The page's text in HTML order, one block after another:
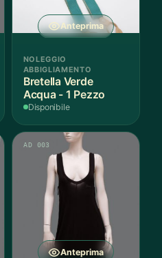
Anteprima
NOLEGGIO
ABBIGLIAMENTO
Bretella Verde
Acqua - 1 Pezzo
Disponibile
Anteprima
AD 003